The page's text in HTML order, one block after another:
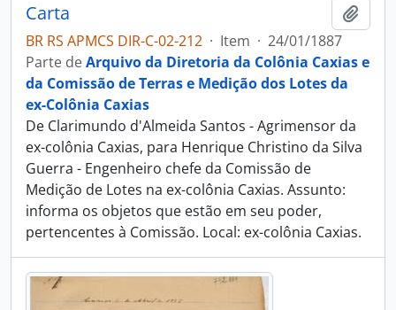
Carta
BR RS APMCS DIR-C-02-212 · Item · 24/01/1887
Parte deArquivo da Diretoria da Colônia Caxias e
da Comissão de Terras e Medição dos Lotes da
ex-Colônia Caxias
De Clarimundo d'Almeida Santos - Agrimensor da
ex-colônia Caxias, para Henrique Christino da Silva
Guerra - Engenheiro chefe da Comissão de
Medição de Lotes na ex-colônia Caxias. Assunto:
informa os objetos que estão em seu poder,
pertencentes à Comissão. Local: ex-colônia Caxias.